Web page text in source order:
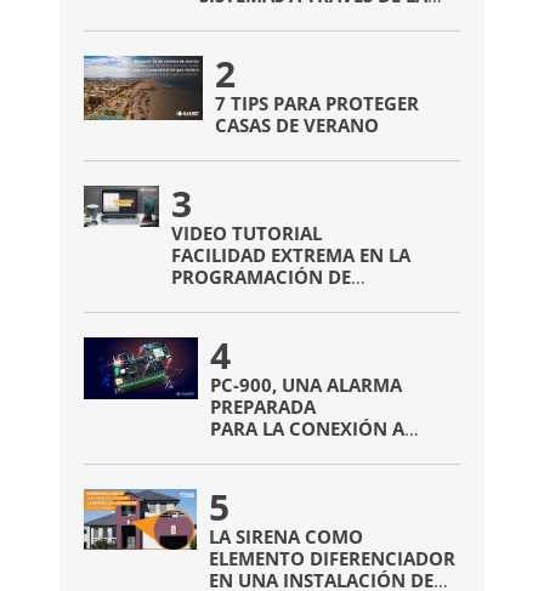
2
7 TIPS PARA PROTEGER
CASAS DE VERANO
3
VIDEO TUTORIAL
FACILIDAD EXTREMA EN LA
PROGRAMACIÓN DE
4
PC-900, UNA ALARMA
PREPARADA
PARA LA CONEXIÓN A
SIN NECESIDAD DE
COMUNICADORES EXTRAS
5
LA SIRENA COMO
ELEMENTO DIFERENCIADOR
EN UNA INSTALACIÓN DE